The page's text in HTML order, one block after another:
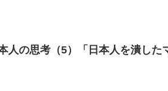
人の思考（5）「日本人を潰した